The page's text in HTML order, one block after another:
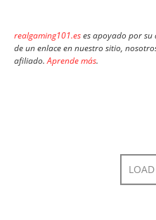
realgaming101.eses apoyado por su
de un enlace en nuestro sitio,
afiliado.Aprende más.